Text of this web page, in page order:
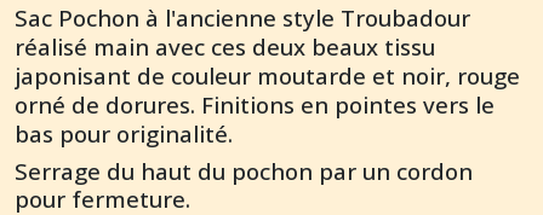
Sac Pochon à l'ancienne style Troubadour
réalisé main avec ces deux beaux tissu
japonisant de couleur moutarde et noir, rouge
orné de dorures. Finitions en pointes vers le
bas pour originalité.
Serrage du haut du pochon par un cordon
pour fermeture.